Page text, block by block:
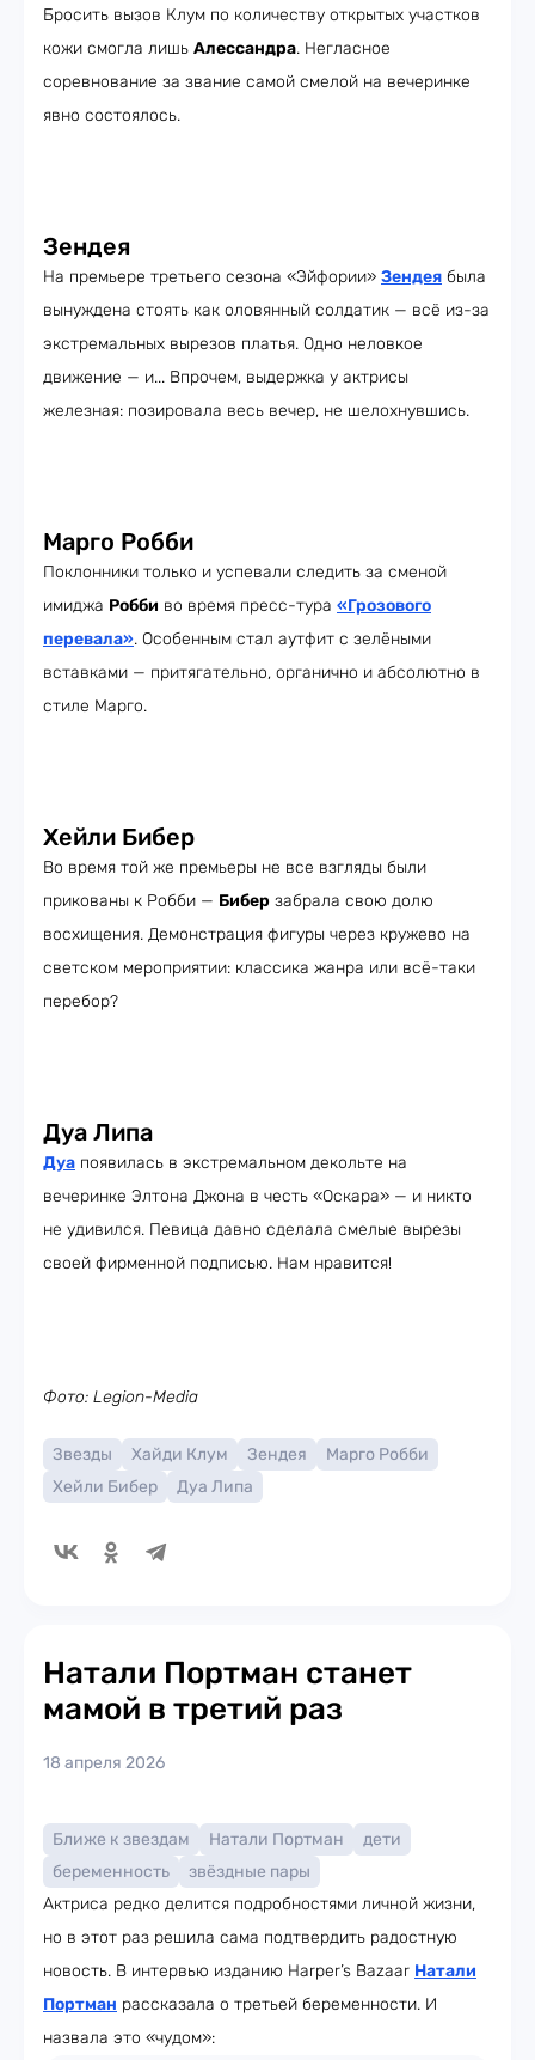
Бросить вызов Клум по количеству открытых участков
кожи смогла лишь Алессандра. Негласное
соревнование за звание самой смелой на вечеринке
явно состоялось.
Зендея
На премьере третьего сезона «Эйфории» Зендея была
вынуждена стоять как оловянный солдатик — всё из-за
экстремальных вырезов платья. Одно неловкое
движение — и... Впрочем, выдержка у актрисы
железная: позировала весь вечер, не шелохнувшись.
Марго Робби
Поклонники только и успевали следить за сменой
имиджа Робби во время пресс-тура «Грозового
перевала». Особенным стал аутфит с зелёными
вставками — притягательно, органично и абсолютно в
стиле Марго.
Хейли Бибер
Во время той же премьеры не все взгляды были
прикованы к Робби — Бибер забрала свою долю
восхищения. Демонстрация фигуры через кружево на
светском мероприятии: классика жанра или всё-таки
перебор?
Дуа Липа
Дуа появилась в экстремальном декольте на
вечеринке Элтона Джона в честь «Оскара» — и никто
не удивился. Певица давно сделала смелые вырезы
своей фирменной подписью. Нам нравится!
Фото: Legion-Media
Звезды Хайди Клум Зендея
Марго Робби
Хейли Бибер
Дуа Липа
Натали Портман станет
мамой в третий раз
18 апреля 2026
Ближе к звездам Натали Портман
дети
беременность
звёздные пары
Актриса редко делится подробностями личной жизни,
но в этот раз решила сама подтвердить радостную
новость. В интервью изданию Harper’s Bazaar Натали
Портман рассказала о третьей беременности. И
назвала это «чудом»: